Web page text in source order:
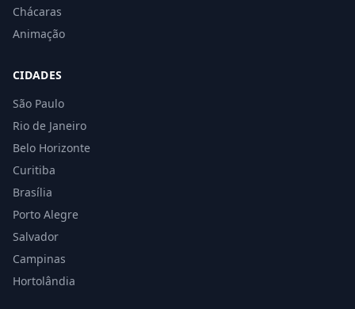
Chácaras
Animação
CIDADES
São Paulo
Rio de Janeiro
Belo Horizonte
Curitiba
Brasília
Porto Alegre
Salvador
Campinas
Hortolândia